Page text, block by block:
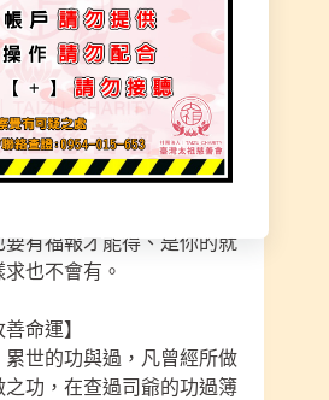
，萬法破解萬事。一神一
神靈，需要各職法器，來
尊法器有利眾生之聖事。
福田，有智慧就懂得果報、
有福報才能得、是你的就
也不會有。
命運】
世的功與過，凡曾經所做
功，在查過司爺的功過簿